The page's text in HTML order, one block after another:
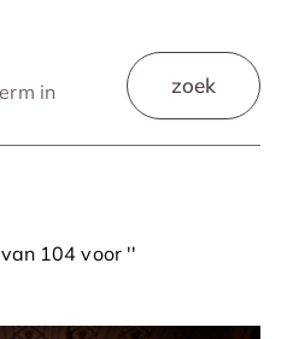
zoek
van 104 voor ''